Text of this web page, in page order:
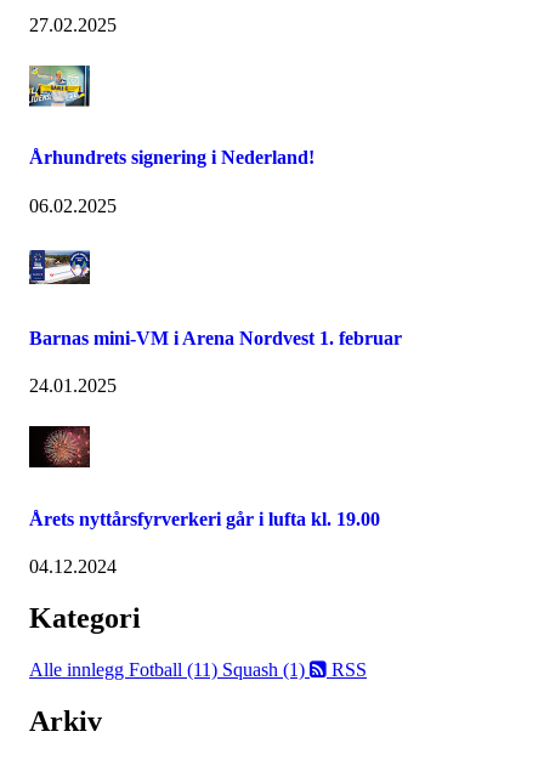
27.02.2025
Århundrets signering i Nederland!
06.02.2025
Barnas mini-VM i Arena Nordvest 1. februar
24.01.2025
Årets nyttårsfyrverkeri går i lufta kl. 19.00
04.12.2024
Kategori
Alle innlegg Fotball (11) Squash (1) RSS
Arkiv